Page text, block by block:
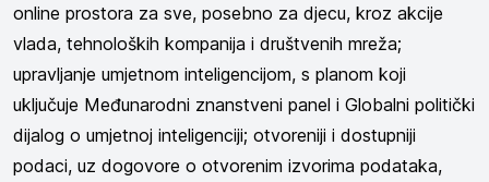
online prostora za sve, posebno za djecu, kroz akcije
vlada, tehnoloških kompanija i društvenih mreža;
upravljanje umjetnom inteligencijom, s planom koji
uključuje Međunarodni znanstveni panel i Globalni politički
dijalog o umjetnoj inteligenciji; otvoreniji i dostupniji
podaci, uz dogovore o otvorenim izvorima podataka,